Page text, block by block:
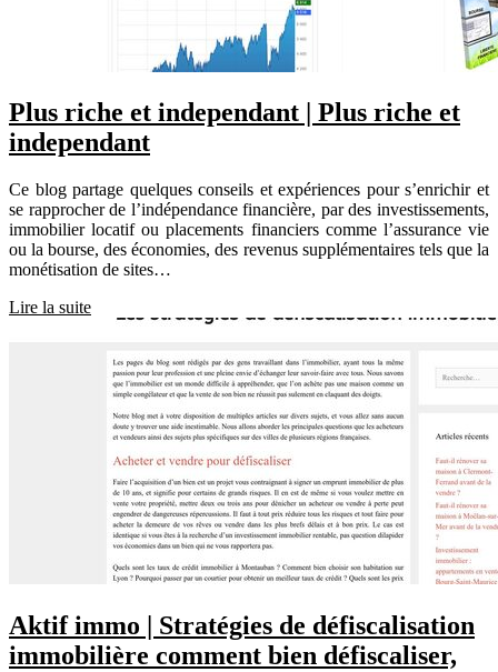
Plus riche et independant | Plus riche et
independant
Ce blog partage quelques conseils et expériences pour s’enrichir et
se rapprocher de l’indépendance financière, par des investissements,
immobilier locatif ou placements financiers comme l’assurance vie
ou la bourse, des économies, des revenus supplémentaires tels que la
monétisation de sites…
Lire la suite
Aktif immo | Stratégies de défis­calisa­tion
immobilière comment bien défis­cali­ser,